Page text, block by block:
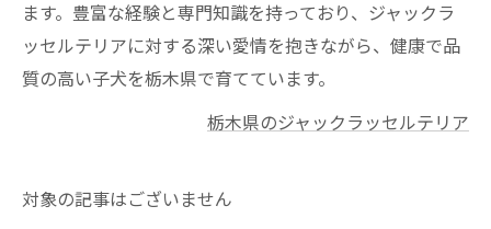
ます。豊富な経験と専門知識を持っており、ジャックラ
ッセルテリアに対する深い愛情を抱きながら、健康で品
質の高い子犬を栃木県で育てています。
栃木県のジャックラッセルテリア
対象の記事はございません